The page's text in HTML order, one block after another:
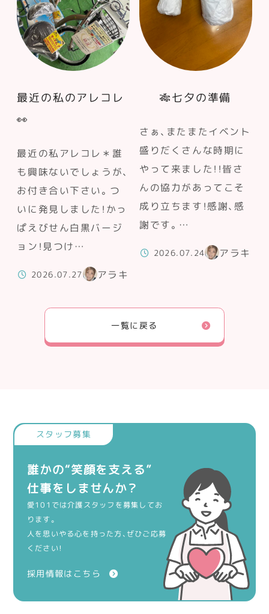
最近の私のアレコレ
👀
最近の私アレコレ＊誰
も興味ないでしょうが、
お付き合い下さい。つ
いに発見しました！かっ
ぱえびせん白黒バージ
ョン！見つけ…
2026.07.27 アラキ
🎋七夕の準備
さぁ、またまたイベント
盛りだくさんな時期に
やって来ました！！皆さ
んの協力があってこそ
成り立ちます！感謝、感
謝です。…
2026.07.24 アラキ
一覧に戻る
誰かの“笑顔を支える”
仕事をしませんか？
愛101では介護スタッフを募集してお
ります。
人を思いやる心を持った方、ぜひご応募
ください！
採用情報はこちら